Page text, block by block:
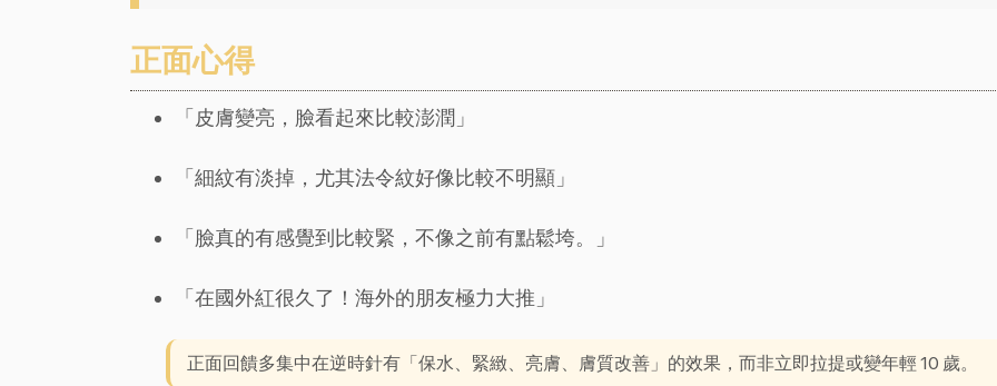
正面心得
「皮膚變亮，臉看起來比較澎潤」
「細紋有淡掉，尤其法令紋好像比較不明顯」
「臉真的有感覺到比較緊，不像之前有點鬆垮。」
「在國外紅很久了！海外的朋友極力大推」
正面回饋多集中在逆時針有「保水、緊緻、亮膚、膚質改善」的效果，而非立即拉提或變年輕 10 歲。